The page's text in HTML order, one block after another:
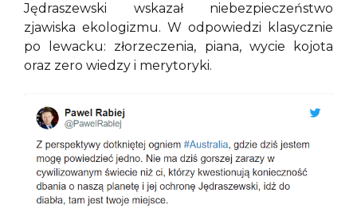
Jędraszewski wskazał niebezpieczeństwo
zjawiska ekologizmu. W odpowiedzi klasycznie
po lewacku: złorzeczenia, piana, wycie kojota
oraz zero wiedzy i merytoryki.